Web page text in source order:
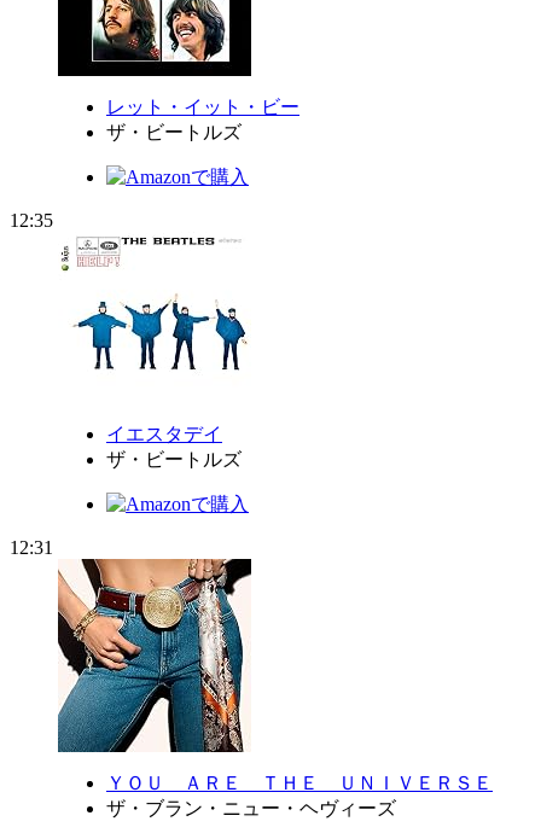
レット・イット・ビー
ザ・ビートルズ
12:35
イエスタデイ
ザ・ビートルズ
12:31
ＹＯＵ ＡＲＥ ＴＨＥ ＵＮＩＶＥＲＳＥ
ザ・ブラン・ニュー・ヘヴィーズ